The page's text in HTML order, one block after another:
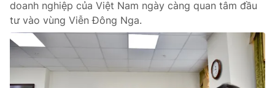
doanh nghiệp của Việt Nam ngày càng quan tâm đầu
tư vào vùng Viễn Đông Nga.